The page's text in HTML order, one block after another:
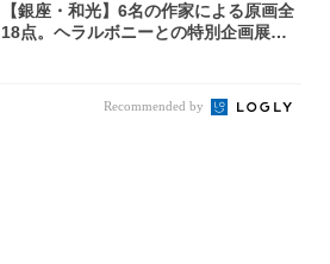
【銀座・和光】6名の作家による原画全
18点。ヘラルボニーとの特別企画展「G
Recommended by